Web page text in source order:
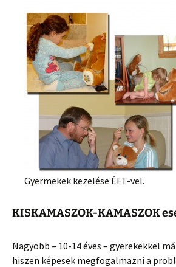
Gyermekek kezelése ÉFT-vel.
KISKAMASZOK-KAMASZOK
Nagyobb – 10-14 éves – gyerekekkel
hiszen képesek megfogalmazni a